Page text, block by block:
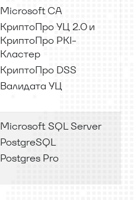
Microsoft CA
КриптоПро УЦ 2.0 и
КриптоПро PKI-
Кластер
КриптоПро DSS
Валидата УЦ
Microsoft SQL Server
PostgreSQL
Postgres Pro